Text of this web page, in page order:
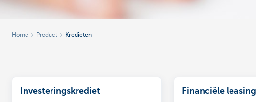
Home Product Kredieten
Investeringskrediet Financiële leasing